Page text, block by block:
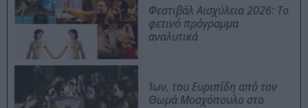
Φεστιβάλ Αισχύλεια 2026: Το
φετινό πρόγραμμα
αναλυτικά
Ίων, του Ευριπίδη από τον
Θωμά Μοσχόπουλο στο